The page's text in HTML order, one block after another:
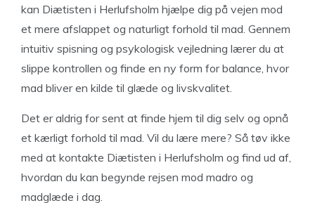
kan Diætisten i Herlufsholm hjælpe dig på vejen mod
et mere afslappet og naturligt forhold til mad. Gennem
intuitiv spisning og psykologisk vejledning lærer du at
slippe kontrollen og finde en ny form for balance, hvor
mad bliver en kilde til glæde og livskvalitet.
Det er aldrig for sent at finde hjem til dig selv og opnå
et kærligt forhold til mad. Vil du lære mere? Så tøv ikke
med at kontakte Diætisten i Herlufsholm og find ud af,
hvordan du kan begynde rejsen mod madro og
madglæde i dag.